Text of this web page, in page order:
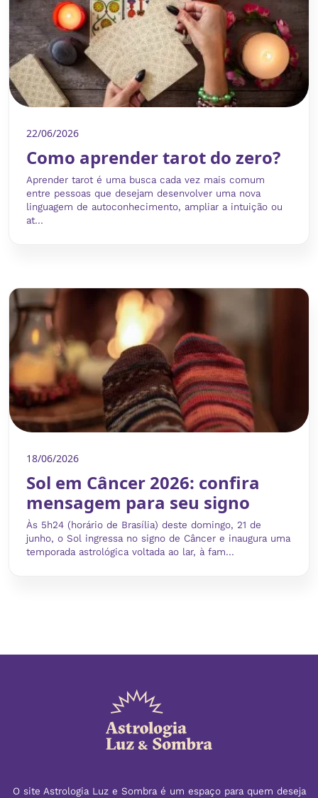
22/06/2026
Como aprender tarot do zero?
Aprender tarot é uma busca cada vez mais comum
entre pessoas que desejam desenvolver uma nova
linguagem de autoconhecimento, ampliar a intuição ou
at...
18/06/2026
Sol em Câncer 2026: confira
mensagem para seu signo
Às 5h24 (horário de Brasília) deste domingo, 21 de
junho, o Sol ingressa no signo de Câncer e inaugura uma
temporada astrológica voltada ao lar, à fam...
O site Astrologia Luz e Sombra é um espaço para quem deseja